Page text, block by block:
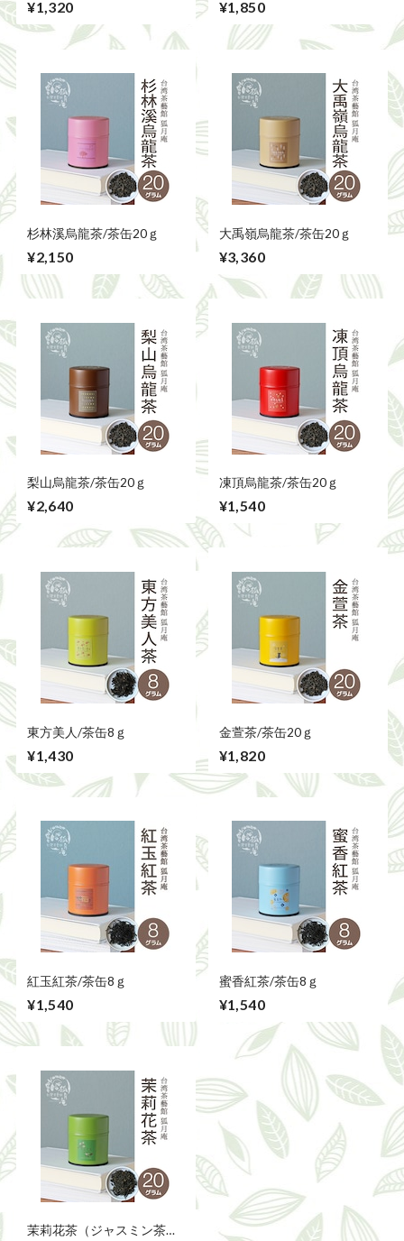
¥1,320 ¥1,850
杉林溪烏龍茶/茶缶20ｇ
¥2,150
大禹嶺烏龍茶/茶缶20ｇ
¥3,360
梨山烏龍茶/茶缶20ｇ
¥2,640
凍頂烏龍茶/茶缶20ｇ
¥1,540
東方美人/茶缶8ｇ
¥1,430
金萱茶/茶缶20ｇ
¥1,820
紅玉紅茶/茶缶8ｇ
¥1,540
蜜香紅茶/茶缶8ｇ
¥1,540
茉莉花茶（ジャスミン茶）/